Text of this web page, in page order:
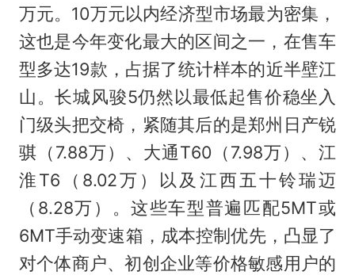
万元。10万元以内经济型市场最为密集，
这也是今年变化最大的区间之一，在售车
型多达19款，占据了统计样本的近半壁江
山。长城风骏5仍然以最低起售价稳坐入
门级头把交椅，紧随其后的是郑州日产锐
骐（7.88万）、大通T60（7.98万）、江
淮T6（8.02万）以及江西五十铃瑞迈
（8.28万）。这些车型普遍匹配5MT或
6MT手动变速箱，成本控制优先，凸显了
对个体商户、初创企业等价格敏感用户的